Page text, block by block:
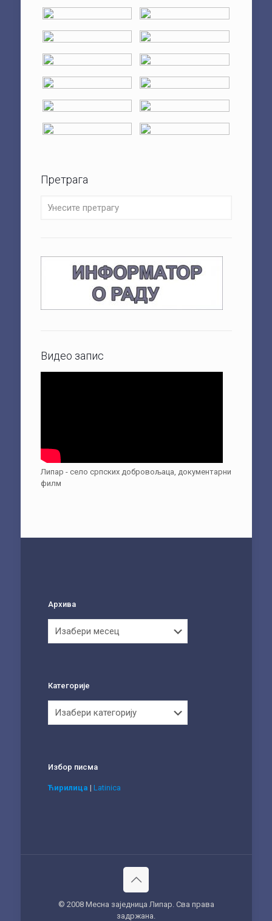
Претрага
Видео запис
Липар - село српских добровољаца, документарни
филм
Архива
Категорије
Избор писма
Ћирилица | Latinica
© 2008 Месна заједница Липар. Сва права
задржана.